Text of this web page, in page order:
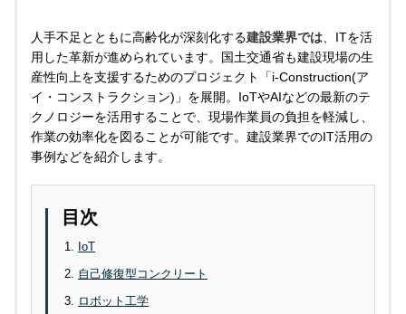
人手不足とともに高齢化が深刻化する建設業界では 、ITを活
用した革新が進められています。国土交通省も建設現場の生
産性向上を支援するためのプロジェクト「i-Construction(ア
イ・コンストラクション)」を展開。IoTやAIなどの最新のテ
クノロジーを活用することで、現場作業員の負担を軽減し、
作業の効率化を図ることが可能です。建設業界でのIT活用の
事例などを紹介します。
目次
IoT
自己修復型コンクリート
ロボット工学